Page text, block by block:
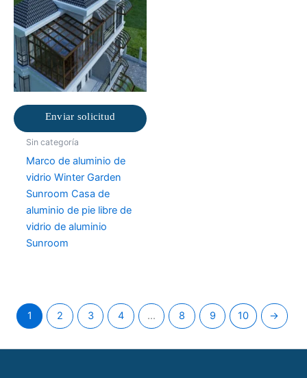
Enviar solicitud
Sin categoría
Marco de aluminio de
vidrio Winter Garden
Sunroom Casa de
aluminio de pie libre de
vidrio de aluminio
Sunroom
1 2 3 4 ... 8 9 10 →